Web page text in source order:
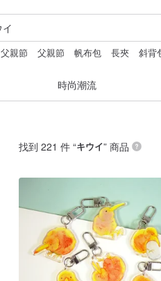
父親節 父親節 帆布包 長夾 斜背
時尚潮流
找到 221 件 “キウイ” 商品